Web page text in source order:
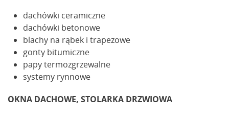
dachówki ceramiczne
dachówki betonowe
blachy na rąbek i trapezowe
gonty bitumiczne
papy termozgrzewalne
systemy rynnowe
OKNA DACHOWE, STOLARKA DRZWIOWA